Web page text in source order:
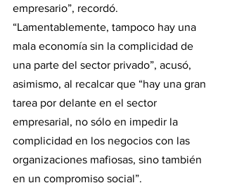
empresario”, recordó.
“Lamentablemente, tampoco hay una
mala economía sin la complicidad de
una parte del sector privado”, acusó,
asimismo, al recalcar que “hay una gran
tarea por delante en el sector
empresarial, no sólo en impedir la
complicidad en los negocios con las
organizaciones mafiosas, sino también
en un compromiso social”.